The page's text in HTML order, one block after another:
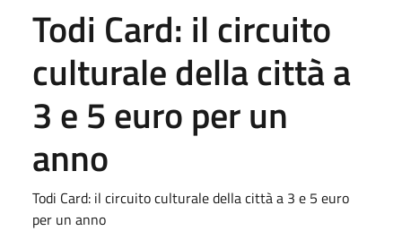
Todi Card: il circuito
culturale della città a
3 e 5 euro per un
anno
Todi Card: il circuito culturale della città a 3 e 5 euro
per un anno